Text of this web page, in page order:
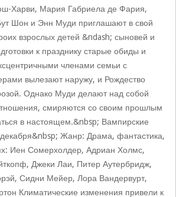
Харви, Мария Габриела де Фария,
Шон и Энн Муди приглашают в свой
взрослых детей &ndash; сыновей и
к празднику старые обиды и
членами семьи с
вылезают наружу, и Рождество
Однако Муди делают над собой
смиряются со своим прошлым
в настоящем.&nbsp; Вампирские
Жанр: Драма, фантастика,
Иен Сомерхолдер, Адриан Холмс,
Джеки Лаи, Питер Аутербридж,
Сидни Мейер, Лора Вандервурт,
Климатические изменения привели к